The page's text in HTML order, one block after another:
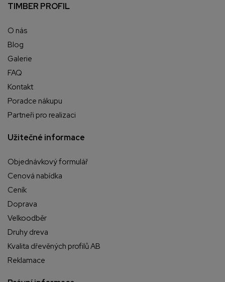
TIMBER PROFIL
O nás
Blog
Galerie
FAQ
Kontakt
Poradce nákupu
Partneři pro realizaci
Užitečné informace
Objednávkový formulář
Cenová nabídka
Ceník
Doprava
Velkoodběr
Druhy dreva
Kvalita dřevěných profilů AB
Reklamace